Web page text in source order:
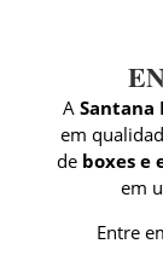
ASantana
em
de boxes e
em
Entre